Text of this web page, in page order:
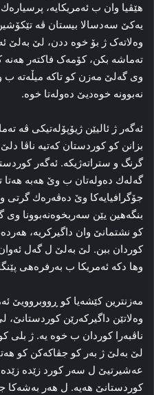
هێڤیا وان ب ئەمریكایه‌،
یه‌کێ سه‌دسالا بیستان ڤه‌
وه‌لاته‌ک ژ بۆ خوه‌ ددن، لێ به‌لێ
ته‌ماشه‌ بکن، کۆمه‌ک فاکته‌ر هه‌نه‌
وی گه‌لێ مه‌زن کو تاکه‌ میڵه‌ته‌ ب
نه‌بوونه‌ خوه‌دیێ ده‌وله‌تا خوه‌.
ئه‌گه‌ر ژ ئالیێن ژیۆپۆله‌تیکی ڤه‌
بزانن کو کوردستان که‌تیه‌ ناڤا
گرنگ و ستراته‌ژیكه‌. ئه‌گه‌ر
گەلەك دەولەتان ب وێ ھەبە هه‌تا
جۆگرافیایه‌کا وێ دەڤەرەك گرتی
بنگه‌هین یێن سه‌ربخوه‌نه‌بوونا
کو نشتمانێ وان داگیرکریه‌،
کوردان ببن. لێ به‌لێ ل گه‌ل
وها دکه‌ ئەمریكا ب به‌رفره‌هی
مه‌زنترین کێشه‌یا کو ڕووبروویێ
وه‌لاتێن داگیرکه‌رێن کوردستانێ،
ناڤبه‌را کوردان ب خوه‌ یه‌. ژ بلی
لێ به‌لێ ژ به‌ر کو جڤاکه‌کن كو هه‌تا
عه‌شیرتیێ ل سه‌ر کورد زێده‌ زێده‌
کوردستانێ هه‌یه‌. ل هه‌ر به‌شه‌کا